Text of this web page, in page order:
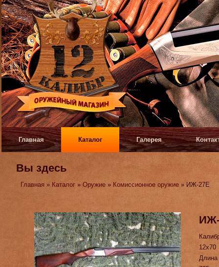
Главная Каталог Галерея
Вы здесь
Главная » Каталог »Оружие » Комиссионное оружие » ИЖ-27Е
12х70